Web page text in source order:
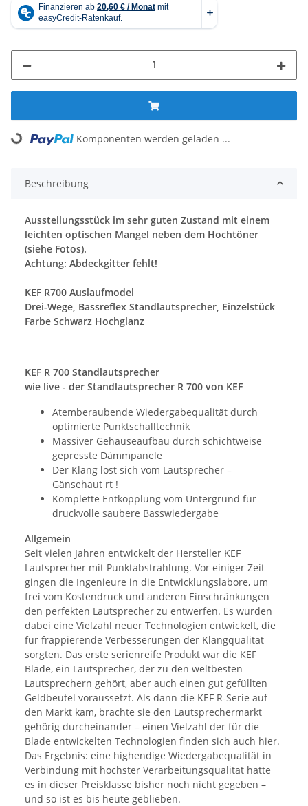
Komponenten werden geladen ...
Beschreibung
Ausstellungsstück im sehr guten Zustand mit einem
leichten optischen Mangel neben dem Hochtöner
(siehe Fotos).
Achtung: Abdeckgitter fehlt!
KEF R700 Auslaufmodel
Drei-Wege, Bassreflex Standlautsprecher, Einzelstück
Farbe Schwarz Hochglanz
KEF R 700 Standlautsprecher
wie live - der Standlautsprecher R 700 von KEF
Atemberaubende Wiedergabequalität durch
optimierte Punktschalltechnik
Massiver Gehäuseaufbau durch schichtweise
gepresste Dämmpanele
Der Klang löst sich vom Lautsprecher –
Gänsehaut rt !
Komplette Entkopplung vom Untergrund für
druckvolle saubere Basswiedergabe
Allgemein
Seit vielen Jahren entwickelt der Hersteller KEF
Lautsprecher mit Punktabstrahlung. Vor einiger Zeit
gingen die Ingenieure in die Entwicklungslabore, um
frei vom Kostendruck und anderen Einschränkungen
den perfekten Lautsprecher zu entwerfen. Es wurden
dabei eine Vielzahl neuer Technologien entwickelt, die
für frappierende Verbesserungen der Klangqualität
sorgten. Das erste serienreife Produkt war die KEF
Blade, ein Lautsprecher, der zu den weltbesten
Lautsprechern gehört, aber auch einen gut gefüllten
Geldbeutel voraussetzt. Als dann die KEF R-Serie auf
den Markt kam, brachte sie den Lautsprechermarkt
gehörig durcheinander – einen Vielzahl der für die
Blade entwickelten Technologien finden sich auch hier.
Das Ergebnis: eine highendige Wiedergabequalität in
Verbindung mit höchster Verarbeitungsqualität hatte
es in dieser Preisklasse bisher noch nicht gegeben –
und so ist es bis heute geblieben.